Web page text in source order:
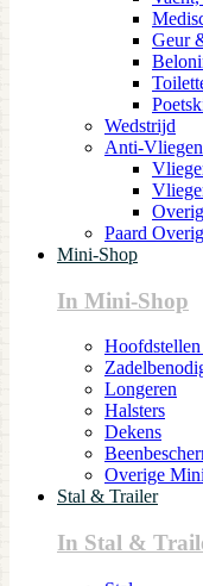
Geur
Wedstrijd
Anti-Vliegen
Paard
Mini-Shop
In Mini-Shop
Longeren
Halsters
Dekens
Overige
Stal & Trailer
In Stal &